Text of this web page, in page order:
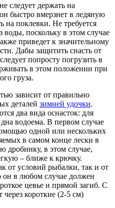
следует держать на
быстро вмерзнет в ледяную
на поклевки. Не требуется
воды, поскольку в этом случае
приведет к значительному
Дабы защитить снасть от
попросту погрузить в
в этом положении при
груза.
зависит от правильно
деталей зимней удочки.
два вида оснасток: для
водоема. В первом случае
одной или нескольких
в самом конце лески в
дробинку, в этом случае,
– ближе к крючку.
от условий рыбалки, так и от
в любом случае должен
цевье и прямой загиб. С
короткие (2-5 см)